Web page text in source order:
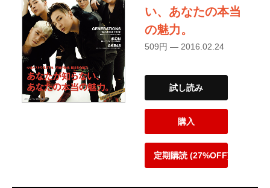
い、あなたの本当
の魅力。
509円 — 2016.02.24
試し読み
購入
定期購読 (27%OFF)